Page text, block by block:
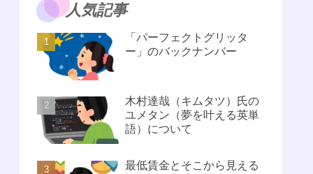
人気記事
「パーフェクトグリッタ
ー」のバックナンバー
木村達哉（キムタツ）氏の
ユメタン（夢を叶える英単
語）について
最低賃金とそこから見える